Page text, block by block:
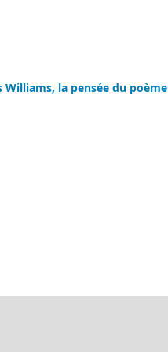
la pensée du poème